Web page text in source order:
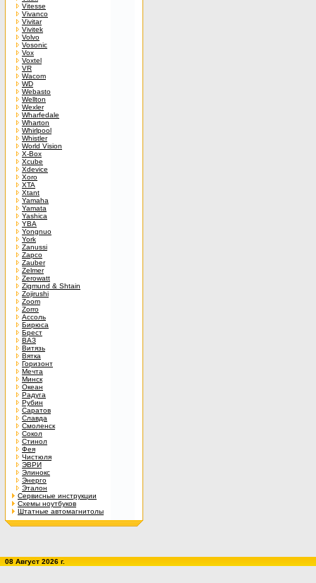
Vitesse
Vivanco
Vivitar
Vivitek
Volvo
Vosonic
Vox
Voxtel
VR
Wacom
WD
Webasto
Wellton
Wexler
Wharfedale
Wharton
Whirlpool
Whistler
World Vision
X-Box
Xcube
Xdevice
Xoro
XTA
Xtant
Yamaha
Yamata
Yashica
YBA
Yongnuo
York
Zanussi
Zapco
Zauber
Zelmer
Zerowatt
Zigmund & Shtain
Zojirushi
Zoom
Zorro
Ассоль
Бирюса
Брест
ВАЗ
Витязь
Вятка
Горизонт
Мечта
Минск
Океан
Радуга
Рубин
Саратов
Славда
Смоленск
Сокол
Стинол
Фея
Чистюля
ЭВРИ
Элинокс
Энерго
Эталон
Сервисные инструкции
Схемы ноутбуков
Штатные автомагнитолы
08 Август 2026 г.